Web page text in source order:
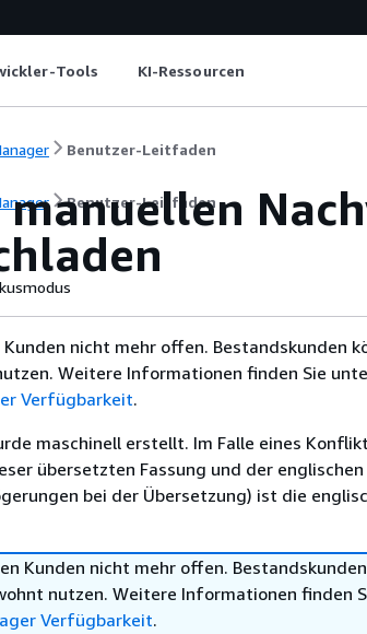
Tools KI-Ressourcen
Benutzer-Leitfaden
Benutzer-Leitfaden
nicht mehr offen. Bestandskunden
Weitere Informationen finden Sie
Verfügbarkeit.
maschinell erstellt. Im Falle eines
übersetzten Fassung und der englischen
bei der Übersetzung) ist die
Kunden nicht mehr offen.
nutzen. Weitere Informationen finden
Verfügbarkeit.